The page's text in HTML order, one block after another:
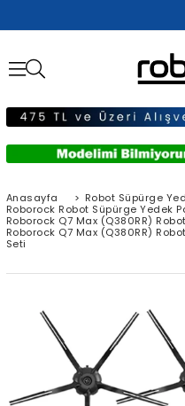
Anasayfa > Robot Süpürge
Roborock Robot Süpürge Yedek
Roborock Q7 Max (Q380RR)
Roborock Q7 Max (Q380RR)
Seti